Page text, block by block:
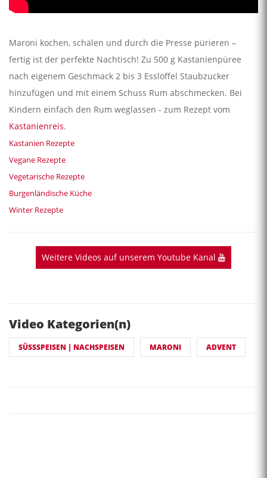
Maroni kochen, schälen und durch die Presse pürieren –
fertig ist der perfekte Nachtisch! Zu 500 g Kastanienpüree
nach eigenem Geschmack 2 bis 3 Esslöffel Staubzucker
hinzufügen und mit einem Schuss Rum abschmecken. Bei
Kindern einfach den Rum weglassen - zum Rezept vom
Kastanienreis.
Kastanien Rezepte
Vegane Rezepte
Vegetarische Rezepte
Burgenländische Küche
Winter Rezepte
Weitere Videos auf unserem Youtube Kanal
Video Kategorien(n)
SÜSSSPEISEN | NACHSPEISEN MARONI ADVENT